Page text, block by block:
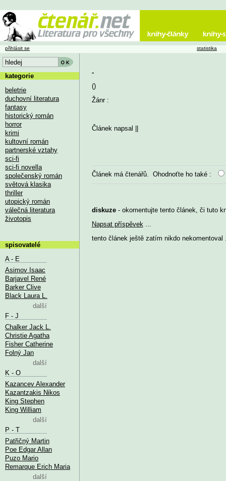
-
()
Žánr :
Článek napsal
Článek má čtenářů. Ohodnoťte ho také :
diskuze- okomentujte tento článek, či tuto
Napsat příspěvek
tento článek ještě zatím nikdo nekomentoval
přihlásit se statistika
kategorie
beletrie
duchovní literatura
fantasy
historický román
horror
krimi
kultovní román
partnerské vztahy
sci-fi
sci-fi novella
společenský román
světová klasika
thriller
utopický román
válečná literatura
životopis
spisovatelé
A - E
Asimov Isaac
Barjavel René
Barker Clive
Black Laura L.
další
F - J
Chalker Jack L.
Christie Agatha
Fisher Catherine
Folný Jan
další
K - O
Kazancev Alexander
Kazantzakis Nikos
King Stephen
King William
další
P - T
Patřičný Martin
Poe Edgar Allan
Puzo Mario
Remarque Erich Maria
další